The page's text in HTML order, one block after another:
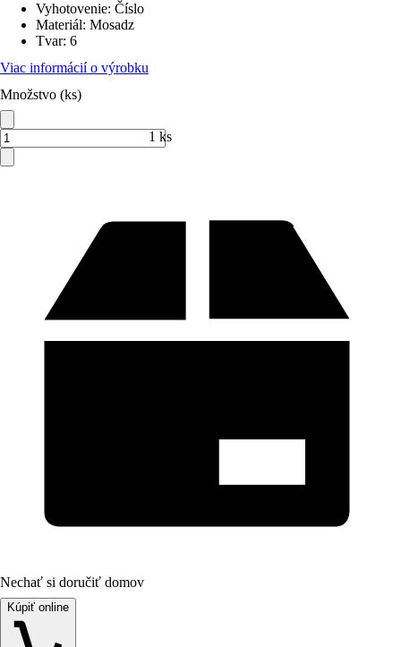
Vyhotovenie: Číslo
Materiál: Mosadz
Tvar: 6
Viac informácií o výrobku
Množstvo (ks)
1 ks
Nechať si doručiť domov
Kúpiť online